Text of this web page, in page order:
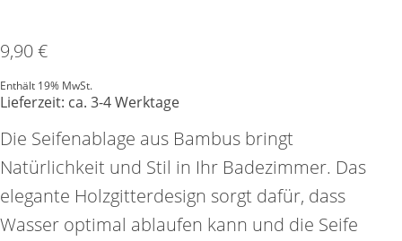
9,90€
Enthält 19% MwSt.
Lieferzeit: ca. 3-4 Werktage
Die Seifenablage aus Bambus bringt
Natürlichkeit und Stil in Ihr Badezimmer. Das
elegante Holzgitterdesign sorgt dafür, dass
Wasser optimal ablaufen kann und die Seife